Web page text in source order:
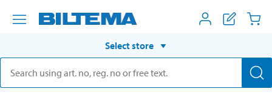
Select store